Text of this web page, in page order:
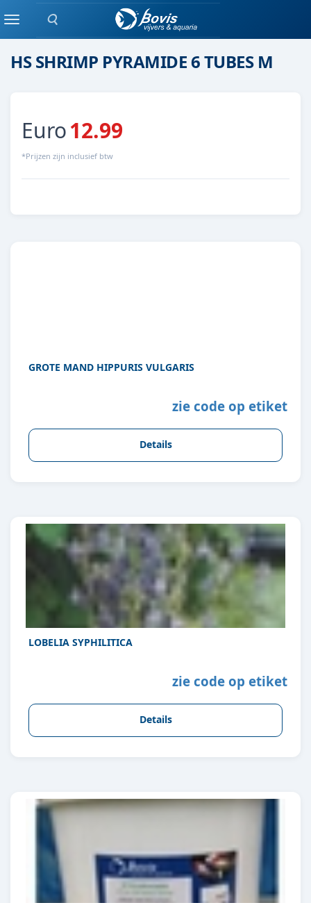
Zoeken
MenuKeramiek/ kunststof
HS SHRIMP PYRAMIDE 6 TUBES M
Euro12.99
*Prijzen zijn inclusief btw
GROTE MAND HIPPURIS VULGARIS
zie code op etiket
Details
LOBELIA SYPHILITICA
zie code op etiket
Details